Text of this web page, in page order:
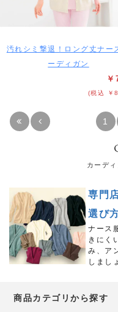
汚れシミ撃退！ロング丈ナー
ーディガン
￥
(税込 ￥
1
カーデ
専門
選び
ナース
きにく
み、ア
しまし
商品カテゴリから探す